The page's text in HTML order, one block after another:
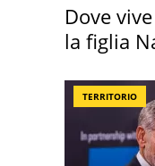
Dove
la figlia
TERRITORIO